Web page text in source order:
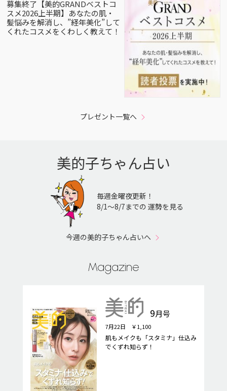
募集終了【美的GRANDベストコ
スメ2026上半期】あなたの肌・
髪悩みを解消し、”経年美化”して
くれたコスメをくわしく教えて！
プレゼント一覧へ
美的子ちゃん占い
毎週金曜夜更新！
8/1〜8/7までの 運勢を見る
今週の美的子ちゃん占いへ
Magazine
9月号
7月22日 ￥1,100
肌もメイクも「スタミナ」仕込み
でくずれ知らず！